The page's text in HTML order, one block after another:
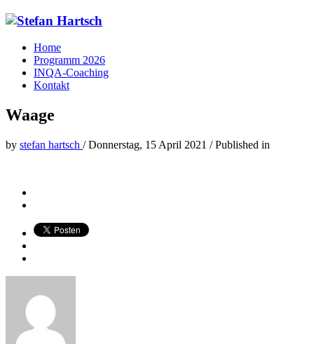
Home
Programm 2026
INQA-Coaching
Kontakt
Waage
by stefan hartsch /Donnerstag, 15 April 2021 /Published in